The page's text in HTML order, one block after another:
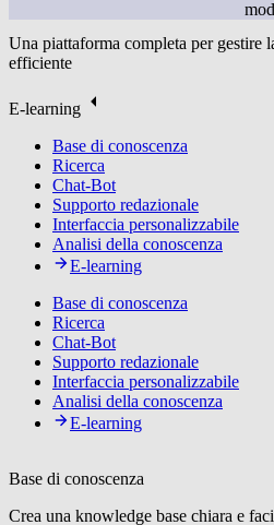
Una piattaforma completa per gestire
efficiente
E-learning
Base di conoscenza
Ricerca
Chat-Bot
Supporto redazionale
Interfaccia personalizzabile
Analisi della conoscenza
E-learning
Base di conoscenza
Ricerca
Chat-Bot
Supporto redazionale
Interfaccia personalizzabile
Analisi della conoscenza
E-learning
Base di conoscenza
Crea una knowledge base chiara e